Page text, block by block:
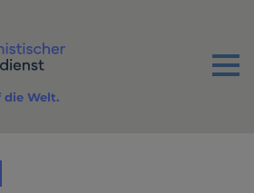
Menu
die Welt.